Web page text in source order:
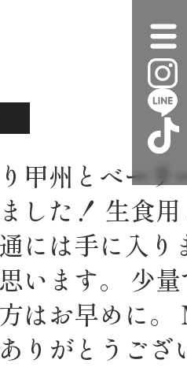
甲州とべー
した！ 生食
には手に入り
います。 少
はお早めに
りがとうござ